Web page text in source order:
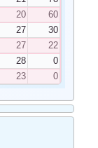
20
60
27
30
27
22
28
0
23 0